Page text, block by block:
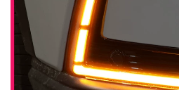
NHẤT
KIA
TOYOTA
HONDA